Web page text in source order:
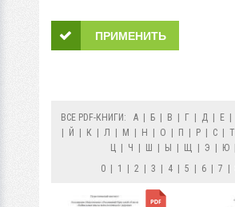
ВСЕ PDF-КНИГИ: А Б В Г Д Е
Й К Л М Н О П Р С Т
Ц
Ч Ш Ы Щ Э Ю
0
1 2 3 4 5 6 7